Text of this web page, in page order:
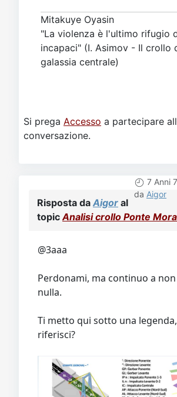
Mitakuye Oyasin
"La violenza è l'ultimo rifugio
incapaci" (I. Asimov - Il crollo
galassia centrale)
Si prega Accesso a partecipare
conversazione.
7 Anni
da Aigor
Risposta da Aigor al
topic Analisi crollo Ponte
@3aaa
Perdonami, ma continuo a
nulla.
Ti metto qui sotto una
riferisci?